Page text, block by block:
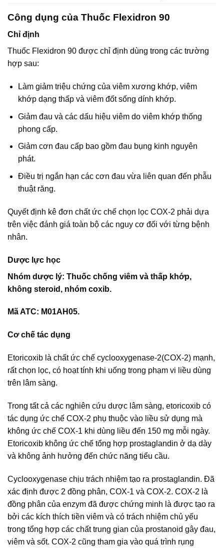
Công dụng của Thuốc Flexidron 90
Chỉ định
Thuốc Flexidron 90 được chỉ định dùng trong các trường
hợp sau:
Làm giảm triệu chứng của viêm xương khớp, viêm
khớp dạng thấp và viêm đốt sống dính khớp.
Giảm đau và các dấu hiệu viêm do viêm khớp thống
phong cấp.
Giảm cơn đau cấp bao gồm đau bụng kinh nguyên
phát.
Điều trị ngắn hạn các cơn đau vừa liên quan đến phẫu
thuật răng.
Quyết định kê đơn chất ức chế chọn lọc COX-2 phải dựa
trên việc đánh giá toàn bộ các nguy cơ đối với từng bệnh
nhân.
Dược lực học
Nhóm dược lý: Thuốc chống viêm và thấp khớp,
không steroid, nhóm coxib.
Mã ATC: M01AH05.
Cơ chế tác dụng
Etoricoxib là chất ức chế cyclooxygenase-2(COX-2) mạnh,
rất chọn lọc, có hoạt tính khi uống trong phạm vi liều dùng
trên lâm sàng.
Trong tất cả các nghiên cứu dược lâm sàng, etoricoxib có
tác dụng ức chế COX-2 phụ thuộc vào liều sử dụng mà
không ức chế COX-1 khi dùng liều đến 150 mg mỗi ngày.
Etoricoxib không ức chế tổng hợp prostaglandin ở dạ dày
và không ảnh hưởng đến chức năng tiểu cầu.
Cyclooxygenase chịu trách nhiệm tạo ra prostaglandin. Đã
xác định được 2 đồng phân, COX-1 và COX-2. COX-2 là
đồng phân của enzym đã được chứng minh là được tạo ra
bởi các kích thích tiền viêm và có trách nhiệm chủ yếu
trong tổng hợp các chất trung gian của prostanoid gây đau,
viêm và sốt. COX-2 cũng tham gia vào quá trình rụng